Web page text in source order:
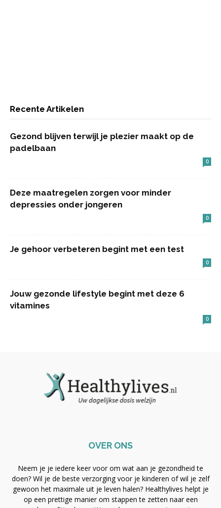
Recente Artikelen
Gezond blijven terwijl je plezier maakt op de
padelbaan
0
Deze maatregelen zorgen voor minder
depressies onder jongeren
0
Je gehoor verbeteren begint met een test
0
Jouw gezonde lifestyle begint met deze 6
vitamines
0
OVER ONS
Neem je je iedere keer voor om wat aan je gezondheid te
doen? Wil je de beste verzorging voor je kinderen of wil je zelf
gewoon het maximale uit je leven halen? Healthylives helpt je
op een prettige manier om stappen te zetten naar een